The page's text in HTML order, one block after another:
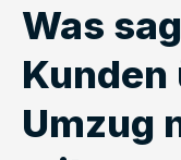
Was
Kunden
Umzug